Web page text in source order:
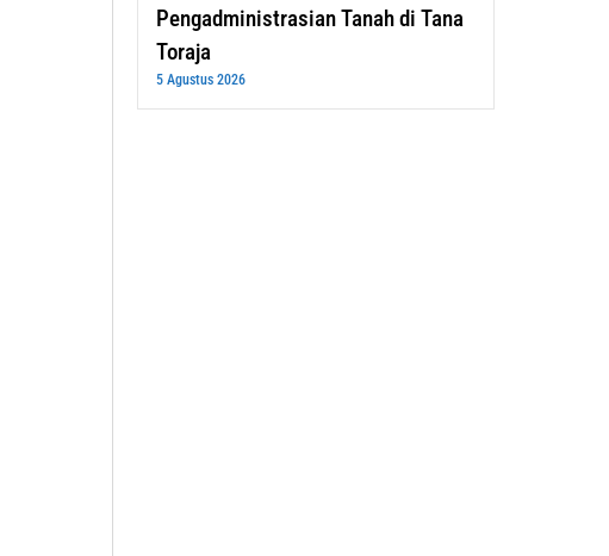
Pengadministrasian Tanah di Tana
Toraja
5 Agustus 2026